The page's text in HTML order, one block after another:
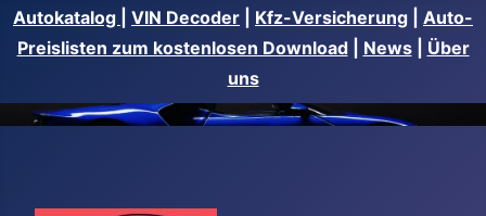
Autokatalog VIN Decoder Kfz-Versicherung
Auto-
Preislisten zum kostenlosen Download| News| Über
uns